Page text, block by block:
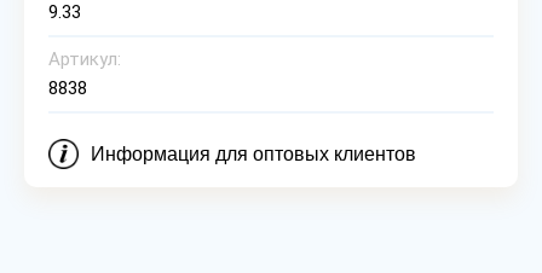
9.33
Артикул:
8838
Информация для оптовых клиентов